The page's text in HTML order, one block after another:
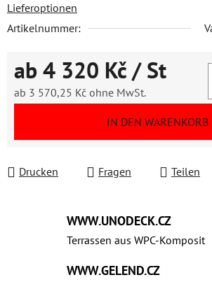
Lieferoptionen
Artikelnummer:
ab 4 320 Kč/ St
ab 3 570,25 Kč ohne MwSt.
IN DEN WARENKORB
Drucken Fragen Teilen
WWW.UNODECK.CZ
Terrassen aus WPC‑Komposit
WWW.GELEND.CZ